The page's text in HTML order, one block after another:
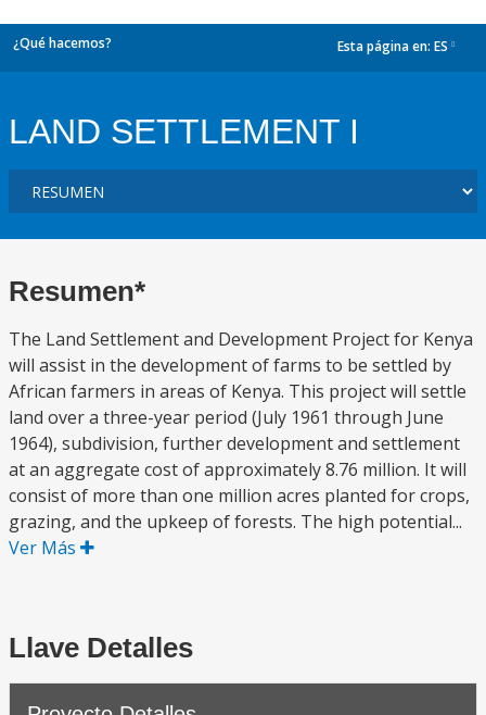
¿Qué hacemos? Esta página en: ES
LAND SETTLEMENT I
Resumen*
The Land Settlement and Development Project for Kenya
will assist in the development of farms to be settled by
African farmers in areas of Kenya. This project will settle
land over a three-year period (July 1961 through June
1964), subdivision, further development and settlement
at an aggregate cost of approximately 8.76 million. It will
consist of more than one million acres planted for crops,
grazing, and the upkeep of forests. The high potential...
Ver Más
Llave Detalles